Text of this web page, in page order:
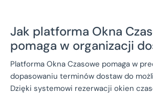
Jak platforma Okna
pomaga w organizacji
Platforma Okna Czasowe pomaga w
dopasowaniu terminów dostaw do
Dzięki systemowi rezerwacji okien